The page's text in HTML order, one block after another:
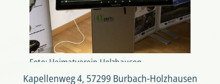
Foto: Heimatverein Holzhausen
Kapellenweg 4, 57299 Burbach-Holzhausen